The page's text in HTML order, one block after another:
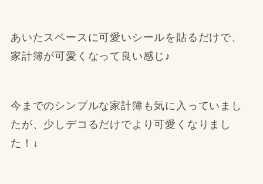
あいたスペースに可愛いシールを貼るだけで、
家計簿が可愛くなって良い感じ♪
今までのシンプルな家計簿も気に入っていまし
たが、少しデコるだけでより可愛くなりまし
た！↓